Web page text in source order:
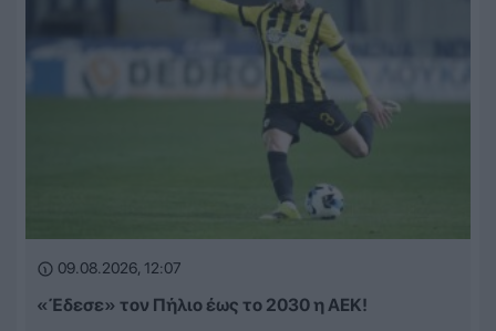
09.08.2026, 12:07
«Έδεσε» τον Πήλιο έως το 2030 η ΑΕΚ!